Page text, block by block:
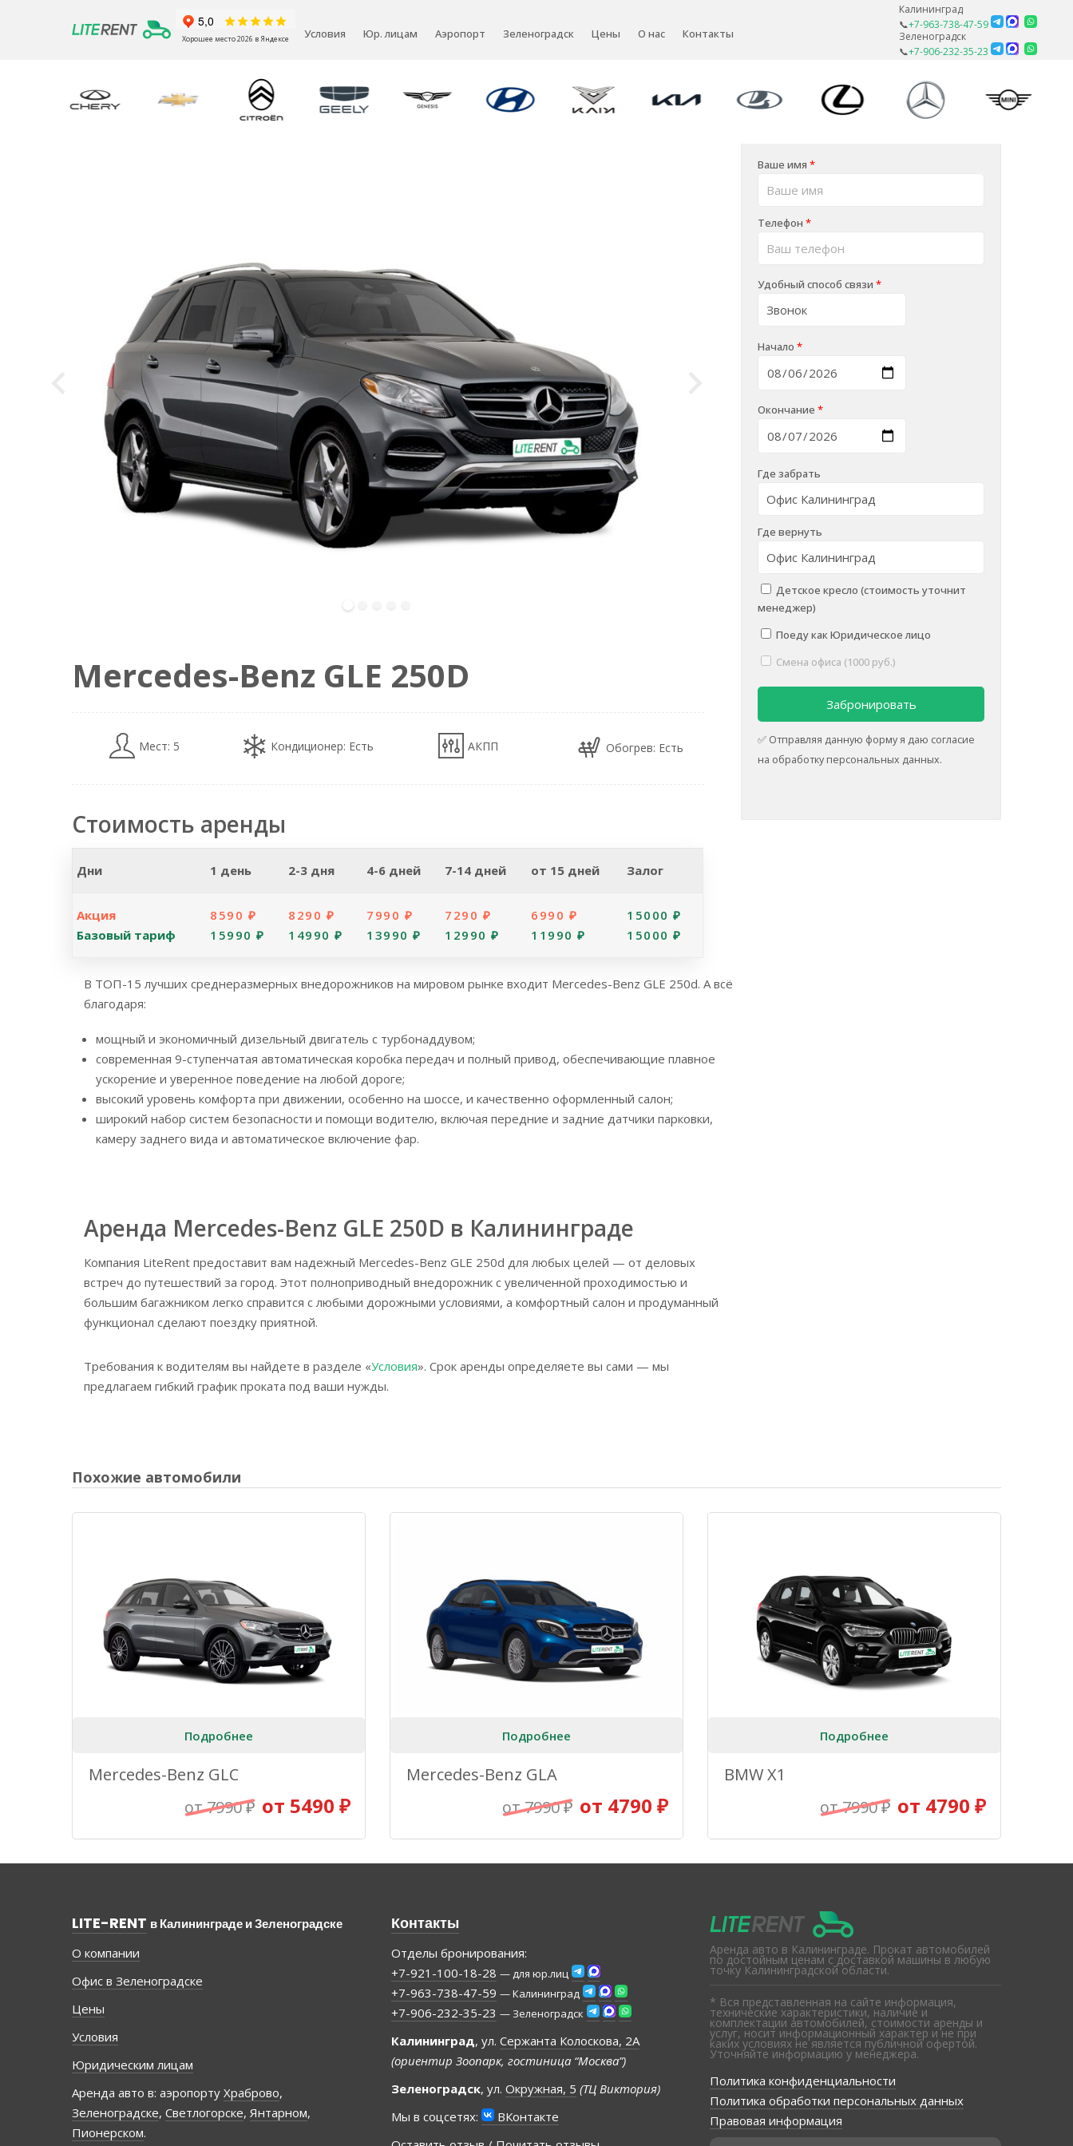
Хорошее место 2026 в Яндексе Условия Юр. лицам Аэропорт Зеленоградск Цены О нас Контакты
Калининград
📞+7-963-738-47-59
Зеленоградск
📞+7-906-232-35-23
alt="Car Photo" loading="eager" decoding="sync" >
Mercedes-Benz GLE 250D
Мест: 5 Кондиционер: Есть АКПП Обогрев: Есть
Стоимость аренды
Дни 1 день 2-3 дня 4-6 дней 7-14 дней от 15 дней Залог
Акция
Базовый тариф
8590 ₽
15990 ₽
8290 ₽
14990 ₽
7990 ₽
13990 ₽
7290 ₽
12990 ₽
6990 ₽
11990 ₽
15000 ₽
15000 ₽
Ваше имя*
Телефон*
Удобный способ связи*
Начало*
Окончание*
Где забрать
Где вернуть
Детское кресло (стоимость уточнит
менеджер)
Поеду как Юридическое лицо
Смена офиса (1000 руб.)
✅ Отправляя данную форму я даю согласие
на обработку персональных данных.
В ТОП-15 лучших среднеразмерных внедорожников на мировом рынке входит Mercedes-Benz GLE 250d. А всё
благодаря:
мощный и экономичный дизельный двигатель с турбонаддувом;
современная 9-ступенчатая автоматическая коробка передач и полный привод, обеспечивающие плавное
ускорение и уверенное поведение на любой дороге;
высокий уровень комфорта при движении, особенно на шоссе, и качественно оформленный салон;
широкий набор систем безопасности и помощи водителю, включая передние и задние датчики парковки,
камеру заднего вида и автоматическое включение фар.
Аренда Mercedes-Benz GLE 250D в Калининграде
Компания LiteRent предоставит вам надежный Mercedes-Benz GLE 250d для любых целей — от деловых
встреч до путешествий за город. Этот полноприводный внедорожник с увеличенной проходимостью и
большим багажником легко справится с любыми дорожными условиями, а комфортный салон и продуманный
функционал сделают поездку приятной.
Требования к водителям вы найдете в разделе «Условия». Срок аренды определяете вы сами — мы
предлагаем гибкий график проката под ваши нужды.
Похожие автомобили
Подробнее
Mercedes-Benz GLC
от 7990 ₽ от 5490 ₽
Подробнее
Mercedes-Benz GLA
от 7990 ₽ от 4790 ₽
Подробнее
BMW X1
от 7990 ₽ от 4790 ₽
LITE-RENT в Калининграде и Зеленоградске
О компании
Офис в Зеленоградске
Цены
Условия
Юридическим лицам
Аренда авто в: аэропорту Храброво,
Зеленоградске, Светлогорске, Янтарном,
Пионерском.
Контакты
Отделы бронирования:
+7-921-100-18-28 — для юр.лиц
+7-963-738-47-59 — Калининград
+7-906-232-35-23 — Зеленоградск
Калининград, ул. Сержанта Колоскова, 2А
(ориентир Зоопарк, гостиница “Москва”)
Зеленоградск, ул. Окружная, 5 (ТЦ Виктория)
Мы в соцсетях:
ВКонтакте
Аренда авто в Калининграде. Прокат автомобилей
по достойным ценам с доставкой машины в любую
точку Калининградской области.
* Вся представленная на сайте информация,
технические характеристики, наличие и
комплектации автомобилей, стоимости аренды и
услуг, носит информационный характер и не при
каких условиях не является публичной офертой.
Уточняйте информацию у менеджера.
Политика конфиденциальности
Политика обработки персональных данных
Правовая информация